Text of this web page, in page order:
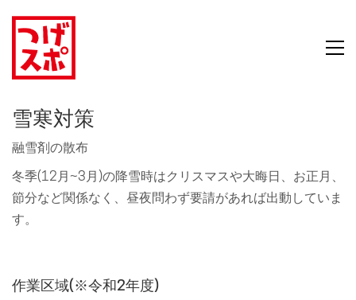
雪寒対策
融雪剤の散布
冬季(12月~3月)の降雪時はクリスマスや大晦日、お正月、
節分など関係なく、昼夜問わず要請があれば出動していま
す。
作業区域(※令和2年度)